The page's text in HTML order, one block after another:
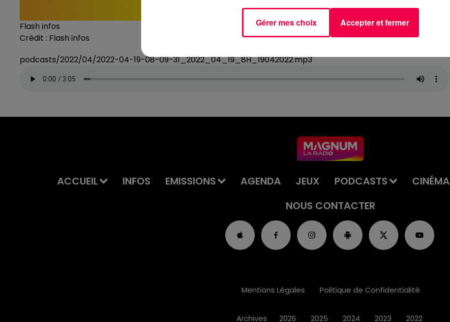
Flash infos
Crédit : Flash infos
podcasts/2022/04/2022-04-19-08-09-31_2022_04_19_8H_19042022.mp3
ACCUEIL INFOS EMISSIONS AGENDA JEUX PODCASTS CINÉMA
NOUS CONTACTER
Mentions Légales Politique de Confidentialité
Archives 2026 2025 2024 2023 2022
Gérer mes choix Accepter et fermer